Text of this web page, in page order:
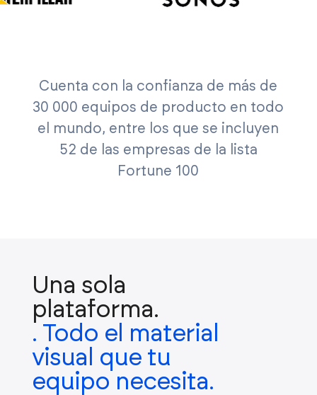
Cuenta con la confianza de más de
30 000 equipos de producto en todo
el mundo, entre los que se incluyen
52 de las empresas de la lista
Fortune 100
Una sola
plataforma.
. Todo el material
visual que tu
equipo necesita.